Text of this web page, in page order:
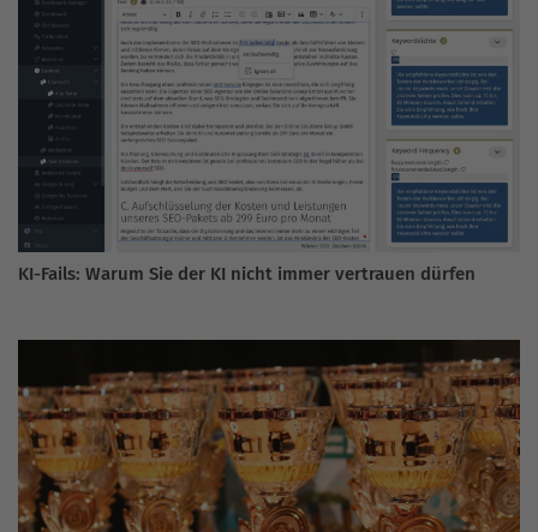
KI-Fails: Warum Sie der KI nicht immer vertrauen dürfen